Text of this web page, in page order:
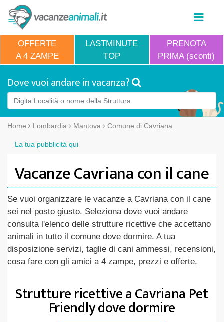
OFFERTE
A 4 ZAMPE
LASTMINUTE
TOP
PRENOTA
PRIMA (sconti)
Dove vuoi andare in vacanza?
Home Lombardia Mantova Comune di Cavriana
La tua pubblicità qui
Vacanze Cavriana con il cane
Se vuoi organizzare le vacanze a Cavriana con il cane
sei nel posto giusto. Seleziona dove vuoi andare
consulta l'elenco delle strutture ricettive che accettano
animali in tutto il comune dove dormire. A tua
disposizione servizi, taglie di cani ammessi, recensioni,
cosa fare con gli amici a 4 zampe, prezzi e offerte.
Strutture ricettive a Cavriana Pet
Friendly dove dormire